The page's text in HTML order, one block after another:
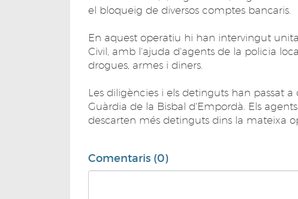
el bloqueig de diversos comptes bancaris.
En aquest operatiu hi han intervingut
Civil, amb l'ajuda d'agents de la policia
drogues, armes i diners.
Les diligències i els detinguts han passat
Guàrdia de la Bisbal d'Empordà. Els
descarten més detinguts dins la mateixa
Comentaris (0)